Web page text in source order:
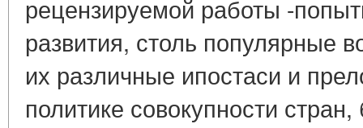
рецензируемой работы -
развития, столь популярные
их различные ипостаси и
политике совокупности